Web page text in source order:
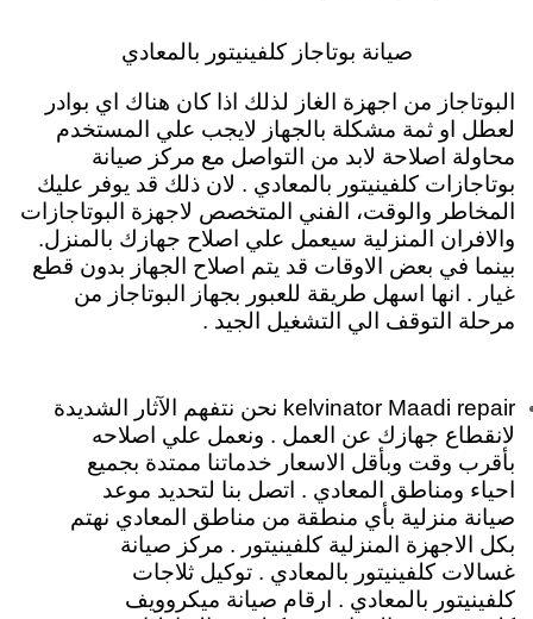
صيانة بوتاجاز كلفينيتور بالمعادي
البوتاجاز من اجهزة الغاز لذلك اذا كان هناك اي بوادر
لعطل او ثمة مشكلة بالجهاز لايجب علي المستخدم
محاولة اصلاحة لابد من التواصل مع مركز صيانة
بوتاجازات كلفينيتور بالمعادي . لان ذلك قد يوفر عليك
المخاطر والوقت، الفني المتخصص لاجهزة البوتاجازات
والافران المنزلية سيعمل علي اصلاح جهازك بالمنزل.
بينما في بعض الاوقات قد يتم اصلاح الجهاز بدون قطع
غيار . انها اسهل طريقة للعبور بجهاز البوتاجاز من
مرحلة التوقف الي التشغيل الجيد .
kelvinator Maadi repair نحن نتفهم الآثار الشديدة
لانقطاع جهازك عن العمل . ونعمل علي اصلاحه
بأقرب وقت وبأقل الاسعار خدماتنا ممتدة بجميع
احياء ومناطق المعادي . اتصل بنا لتحديد موعد
صيانة منزلية بأي منطقة من مناطق المعادي نهتم
بكل الاجهزة المنزلية كلفينيتور . مركز صيانة
غسالات كلفينيتور بالمعادي . توكيل ثلاجات
كلفينيتور بالمعادي . ارقام صيانة ميكروويف